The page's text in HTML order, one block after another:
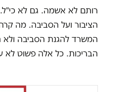
רותם לא אשמה. גם לא כי"ל.
הציבור ועל הסביבה. מה
המשרד להגנת הסביבה
הבריכות. כל אלה פשוט לא